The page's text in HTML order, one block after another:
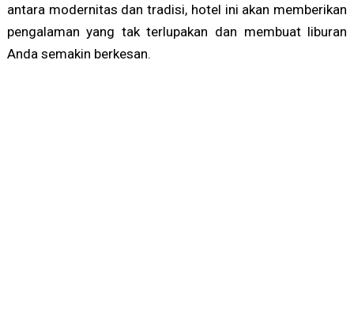
antara modernitas dan tradisi, hotel ini akan memberikan
pengalaman yang tak terlupakan dan membuat liburan
Anda semakin berkesan.